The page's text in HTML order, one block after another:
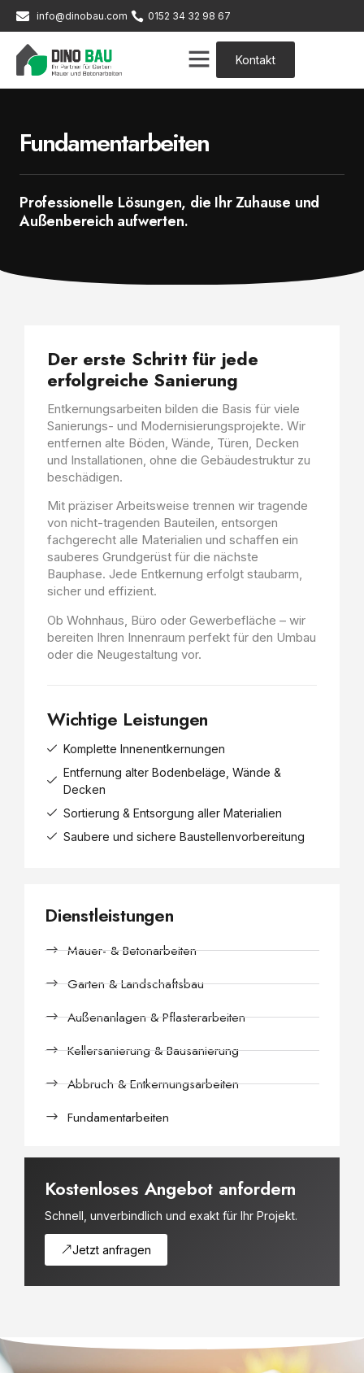
info@dinobau.com 0152 34 32 98 67
Kontakt
Fundamentarbeiten
Professionelle Lösungen, die Ihr Zuhause und
Außenbereich aufwerten.
Der erste Schritt für jede
erfolgreiche Sanierung
Entkernungsarbeiten bilden die Basis für viele
Sanierungs- und Modernisierungsprojekte. Wir
entfernen alte Böden, Wände, Türen, Decken
und Installationen, ohne die Gebäudestruktur zu
beschädigen.
Mit präziser Arbeitsweise trennen wir tragende
von nicht-tragenden Bauteilen, entsorgen
fachgerecht alle Materialien und schaffen ein
sauberes Grundgerüst für die nächste
Bauphase. Jede Entkernung erfolgt staubarm,
sicher und effizient.
Ob Wohnhaus, Büro oder Gewerbefläche – wir
bereiten Ihren Innenraum perfekt für den Umbau
oder die Neugestaltung vor.
Wichtige Leistungen
Komplette Innenentkernungen
Entfernung alter Bodenbeläge, Wände &
Decken
Sortierung & Entsorgung aller Materialien
Saubere und sichere Baustellenvorbereitung
Dienstleistungen
Mauer- & Betonarbeiten
Garten & Landschaftsbau
Außenanlagen & Pflasterarbeiten
Kellersanierung & Bausanierung
Abbruch & Entkernungsarbeiten
Fundamentarbeiten
Kostenloses Angebot anfordern
Schnell, unverbindlich und exakt für Ihr Projekt.
Jetzt anfragen